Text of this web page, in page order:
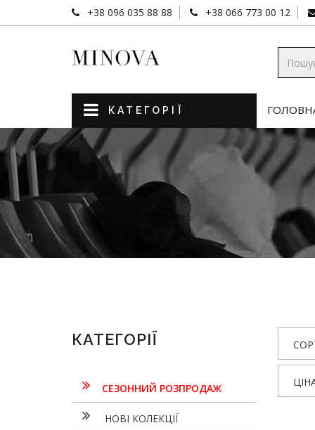
+38 096 035 88 88 +38 066 773 00 12
КАТЕГОРІЇ
КАТЕГОРІЇ
СЕЗОННИЙ РОЗПРОДАЖ
НОВІ КОЛЕКЦІЇ